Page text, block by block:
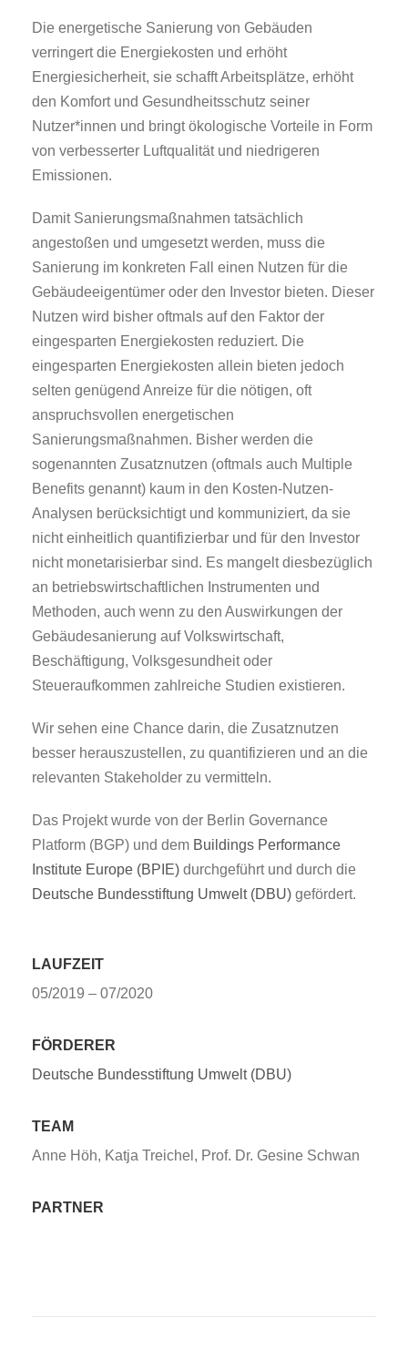
Die energetische Sanierung von Gebäuden
verringert die Energiekosten und erhöht
Energiesicherheit, sie schafft Arbeitsplätze, erhöht
den Komfort und Gesundheitsschutz seiner
Nutzer*innen und bringt ökologische Vorteile in Form
von verbesserter Luftqualität und niedrigeren
Emissionen.
Damit Sanierungsmaßnahmen tatsächlich
angestoßen und umgesetzt werden, muss die
Sanierung im konkreten Fall einen Nutzen für die
Gebäudeeigentümer oder den Investor bieten. Dieser
Nutzen wird bisher oftmals auf den Faktor der
eingesparten Energiekosten reduziert. Die
eingesparten Energiekosten allein bieten jedoch
selten genügend Anreize für die nötigen, oft
anspruchsvollen energetischen
Sanierungsmaßnahmen. Bisher werden die
sogenannten Zusatznutzen (oftmals auch Multiple
Benefits genannt) kaum in den Kosten-Nutzen-
Analysen berücksichtigt und kommuniziert, da sie
nicht einheitlich quantifizierbar und für den Investor
nicht monetarisierbar sind. Es mangelt diesbezüglich
an betriebswirtschaftlichen Instrumenten und
Methoden, auch wenn zu den Auswirkungen der
Gebäudesanierung auf Volkswirtschaft,
Beschäftigung, Volksgesundheit oder
Steueraufkommen zahlreiche Studien existieren.
Wir sehen eine Chance darin, die Zusatznutzen
besser herauszustellen, zu quantifizieren und an die
relevanten Stakeholder zu vermitteln.
Das Projekt wurde von der Berlin Governance
Platform (BGP) und dem Buildings Performance
Institute Europe (BPIE) durchgeführt und durch die
Deutsche Bundesstiftung Umwelt (DBU) gefördert.
LAUFZEIT
05/2019 – 07/2020
FÖRDERER
Deutsche Bundesstiftung Umwelt (DBU)
TEAM
Anne Höh, Katja Treichel, Prof. Dr. Gesine Schwan
PARTNER